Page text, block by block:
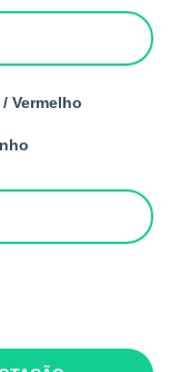
Vermelho